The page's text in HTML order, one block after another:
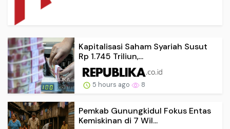
Kapitalisasi Saham Syariah Susut
Rp 1.745 Triliun,...
5 hours ago 8
Pemkab Gunungkidul Fokus Entas
Kemiskinan di 7 Wil...